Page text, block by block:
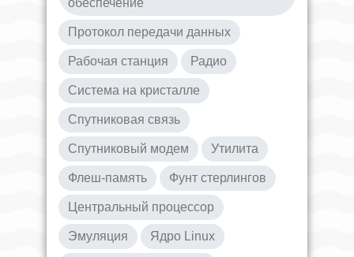
Протокол передачи данных
Рабочая станция Радио
Система на кристалле
Спутниковая связь
Спутниковый модем Утилита
Флеш-память Фунт стерлингов
Центральный процессор
Эмуляция Ядро Linux